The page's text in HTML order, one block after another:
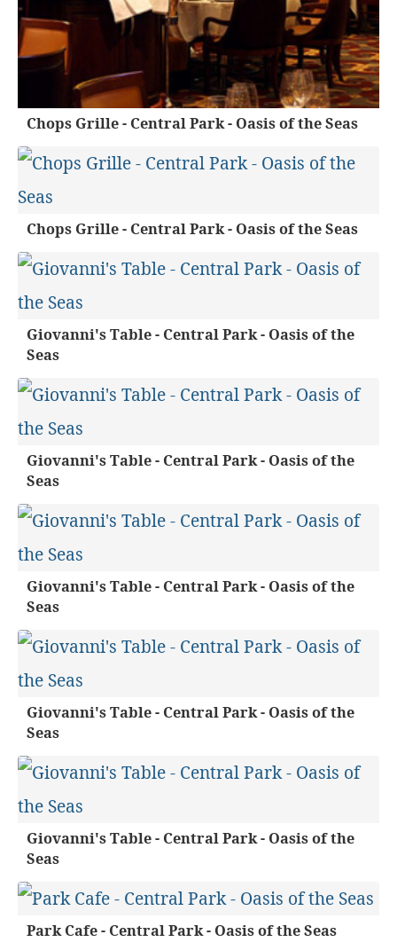
Chops Grille - Central Park - Oasis of the Seas
Chops Grille - Central Park - Oasis of the Seas
Giovanni's Table - Central Park - Oasis of the
Seas
Giovanni's Table - Central Park - Oasis of the
Seas
Giovanni's Table - Central Park - Oasis of the
Seas
Giovanni's Table - Central Park - Oasis of the
Seas
Giovanni's Table - Central Park - Oasis of the
Seas
Park Cafe - Central Park - Oasis of the Seas